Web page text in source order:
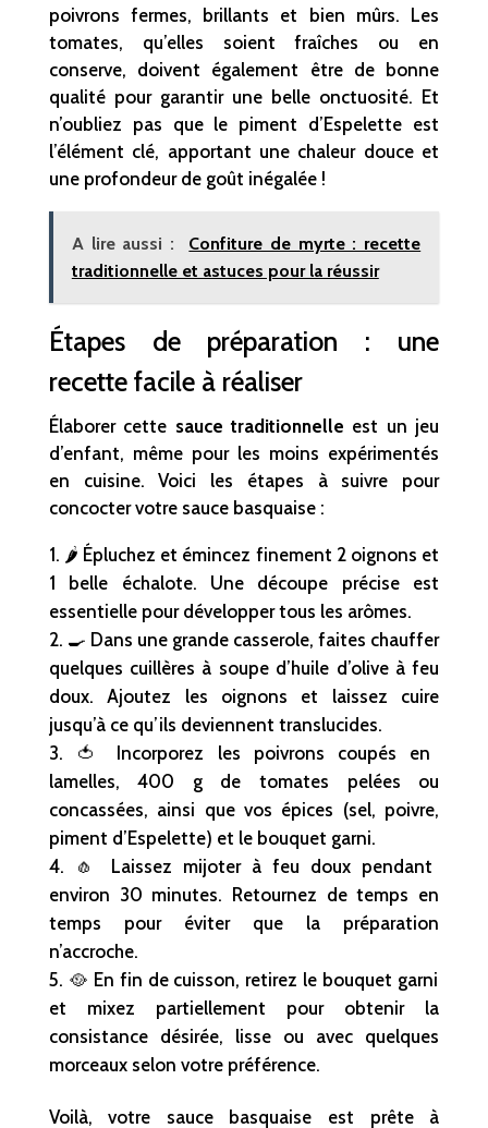
poivrons fermes, brillants et bien mûrs. Les
tomates, qu’elles soient fraîches ou en
conserve, doivent également être de bonne
qualité pour garantir une belle onctuosité. Et
n’oubliez pas que le piment d’Espelette est
l’élément clé, apportant une chaleur douce et
une profondeur de goût inégalée !
A lire aussi :
Confiture de myrte : recette
traditionnelle et astuces pour la réussir
Étapes de préparation : une
recette facile à réaliser
Élaborer cette sauce traditionnelle est un jeu
d’enfant, même pour les moins expérimentés
en cuisine. Voici les étapes à suivre pour
concocter votre sauce basquaise :
🌶️ Épluchez et émincez finement 2 oignons et
1 belle échalote. Une découpe précise est
essentielle pour développer tous les arômes.
🍳 Dans une grande casserole, faites chauffer
quelques cuillères à soupe d’huile d’olive à feu
doux. Ajoutez les oignons et laissez cuire
jusqu’à ce qu’ils deviennent translucides.
🍅 Incorporez les poivrons coupés en
lamelles, 400 g de tomates pelées ou
concassées, ainsi que vos épices (sel, poivre,
piment d’Espelette) et le bouquet garni.
🧄 Laissez mijoter à feu doux pendant
environ 30 minutes. Retournez de temps en
temps pour éviter que la préparation
n’accroche.
🥘 En fin de cuisson, retirez le bouquet garni
et mixez partiellement pour obtenir la
consistance désirée, lisse ou avec quelques
morceaux selon votre préférence.
Voilà, votre sauce basquaise est prête à